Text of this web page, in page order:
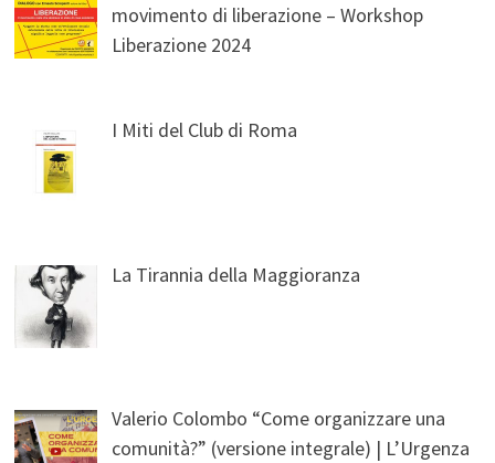
movimento di liberazione – Workshop
Liberazione 2024
I Miti del Club di Roma
La Tirannia della Maggioranza
Valerio Colombo “Come organizzare una
comunità?” (versione integrale) | L’Urgenza